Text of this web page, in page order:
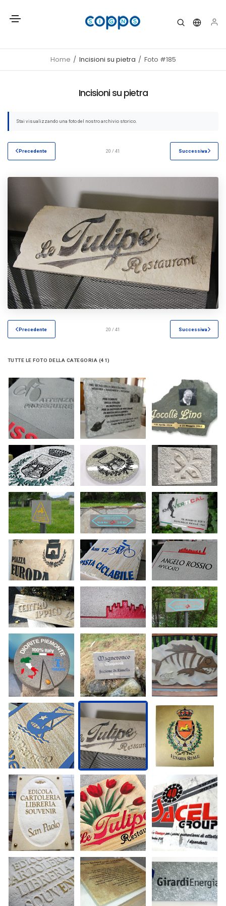
Home Incisioni su pietra Foto #185
Incisioni su pietra
Stai visualizzando una foto del nostro archivio storico.
Precedente 20 / 41 Successiva
Precedente 20 / 41 Successiva
TUTTE LE FOTO DELLA CATEGORIA (41)